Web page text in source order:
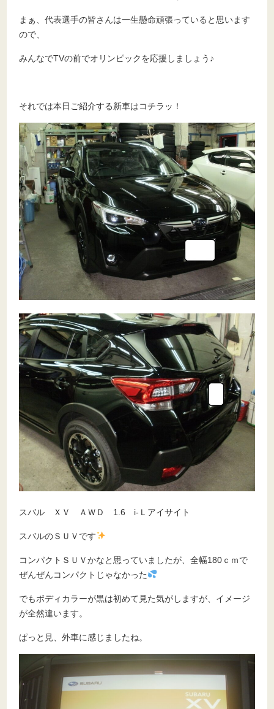
まぁ、代表選手の皆さんは一生懸命頑張っていると思います
ので、
みんなでTVの前でオリンピックを応援しましょう♪
それでは本日ご紹介する新車はコチラッ！
スバル ＸＶ ＡＷＤ 1.6 i-Ｌアイサイト
スバルのＳＵＶです
コンパクトＳＵＶかなと思っていましたが、全幅180ｃｍで
ぜんぜんコンパクトじゃなかった
でもボディカラーが黒は初めて見た気がしますが、イメージ
が全然違います。
ぱっと見、外車に感じましたね。